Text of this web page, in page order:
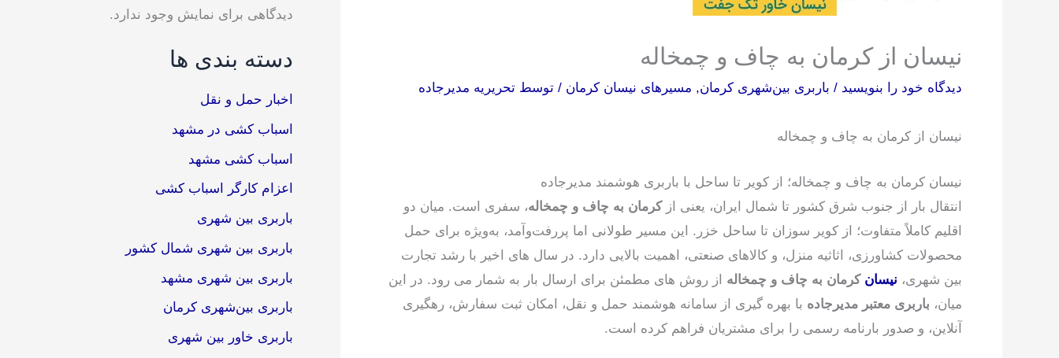
نیسان از کرمان به چاف و چمخاله
دیدگاه‌ خود را بنویسید / باربری بین‌شهری کرمان, مسیرهای نیسان کرمان / توسط تحریریه مدیرجاده
نیسان از کرمان به چاف و چمخاله
نیسان کرمان به چاف و چمخاله؛ از کویر تا ساحل با باربری هوشمند مدیرجاده
انتقال بار از جنوب شرق کشور تا شمال ایران، یعنی ازکرمان به چاف و چمخاله، سفری است. میان دو
اقلیم کاملاً متفاوت؛ از کویر سوزان تا ساحل خزر. این مسیر طولانی اما پررفت‌وآمد، به‌ویژه برای حمل
محصولات کشاورزی، اثاثیه منزل، و کالاهای صنعتی، اهمیت بالایی دارد. در سال های اخیر با رشد تجارت
بین شهری، نیسان کرمان به چاف و چمخاله از روش های مطمئن برای ارسال بار به شمار می رود. در این
میان، باربری معتبر مدیرجاده با بهره گیری از سامانه هوشمند حمل و نقل، امکان ثبت سفارش، رهگیری
آنلاین، و صدور بارنامه رسمی را برای مشتریان فراهم کرده است.
دیدگاهی برای نمایش وجود ندارد.
دسته بندی ها
اخبار حمل و نقل
اسباب کشی در مشهد
اسباب کشی مشهد
اعزام کارگر اسباب کشی
باربری بین شهری
باربری بین شهری شمال کشور
باربری بین شهری مشهد
باربری بین‌شهری کرمان
باربری خاور بین شهری